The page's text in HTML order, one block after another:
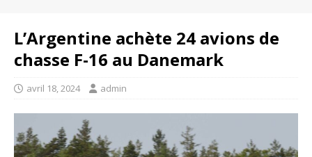
L’Argentine achète 24 avions de
chasse F-16 au Danemark
avril 18, 2024 admin